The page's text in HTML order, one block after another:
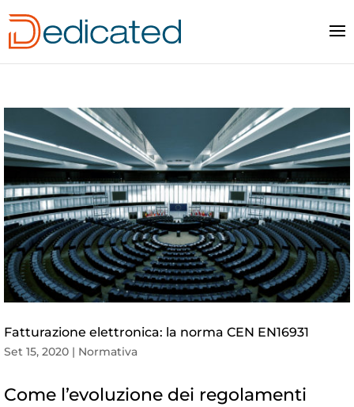
Fatturazione elettronica: la norma CEN EN16931
Set 15, 2020 | Normativa
Come l’evoluzione dei regolamenti